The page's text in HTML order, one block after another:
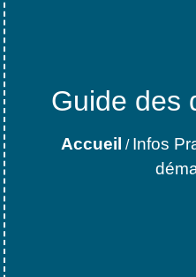
Guide des
Accueil / Infos